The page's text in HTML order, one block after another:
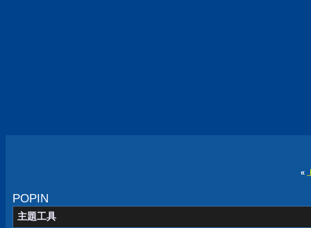
«
POPIN
主題工具